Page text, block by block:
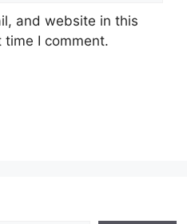
and website in this
I comment.